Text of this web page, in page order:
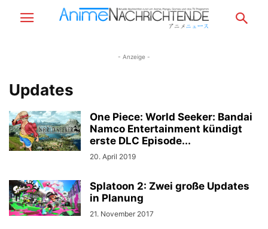
- Anzeige -
Updates
One Piece: World Seeker: Bandai
Namco Entertainment kündigt
erste DLC Episode...
20. April 2019
Splatoon 2: Zwei große Updates
in Planung
21. November 2017